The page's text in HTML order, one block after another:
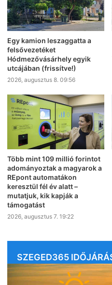
Egy kamion leszaggatta a
felsővezetéket
Hódmezővásárhely egyik
utcájában (frissítve!)
2026, augusztus 8. 09:56
Több mint 109 millió forintot
adományoztak a magyarok a
REpont automatákon
keresztül fél év alatt –
mutatjuk, kik kapják a
támogatást
2026, augusztus 7. 19:22
SZEGED365